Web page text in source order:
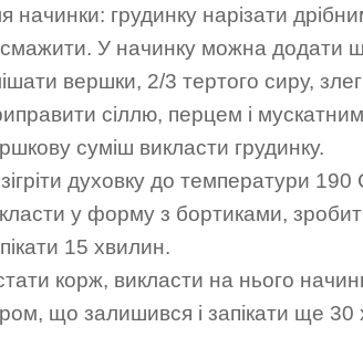
начинки: грудинку нарізати
У начинку можна додати
вершки, 2/3 тертого сиру,
сіллю, перцем і
суміш викласти грудинку.
духовку до температури 190
у форму з бортиками,
15 хвилин.
корж, викласти на нього
що залишився і запікати ще 30